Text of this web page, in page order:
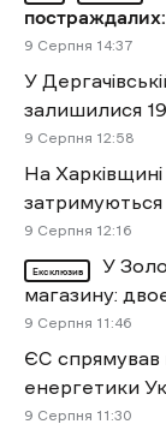
9 Cерпня 14:37
У
залишилися
9 Cерпня 12:58
На
затримуються
9 Cерпня 12:16
Ексклюзив
У
магазину:
9 Cерпня 11:46
ЄС спрямував
енергетики
9 Cерпня 11:30